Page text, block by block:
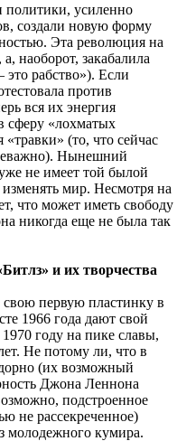
политики, усиленно
создали новую форму
Эта революция на
наоборот, закабалила
рабство»). Если
против
вся их энергия
сферу «лохматых
(то, что сейчас
Нынешний
не имеет той былой
мир. Несмотря на
что может иметь свободу
никогда еще не была так
и их творчества
свою первую пластинку в
1966 года дают свой
году на пике славы,
Не потому ли, что в
(их возможный
Джона Леннона
подстроенное
не рассекреченное)
молодежного кумира.